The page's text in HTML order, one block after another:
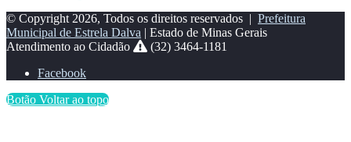
© Copyright 2026, Todos os direitos reservados | Prefeitura
Municipal de Estrela Dalva | Estado de Minas Gerais
Atendimento ao Cidadão
(32) 3464-1181
Facebook
Botão Voltar ao topo